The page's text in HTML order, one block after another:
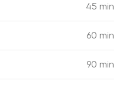
45 min
60 min
90 min